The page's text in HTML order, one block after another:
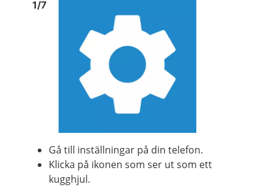
Bild1
1/7
Gå till inställningar på din telefon.
Klicka på ikonen som ser ut som ett
kugghjul.
Visa föregående bild